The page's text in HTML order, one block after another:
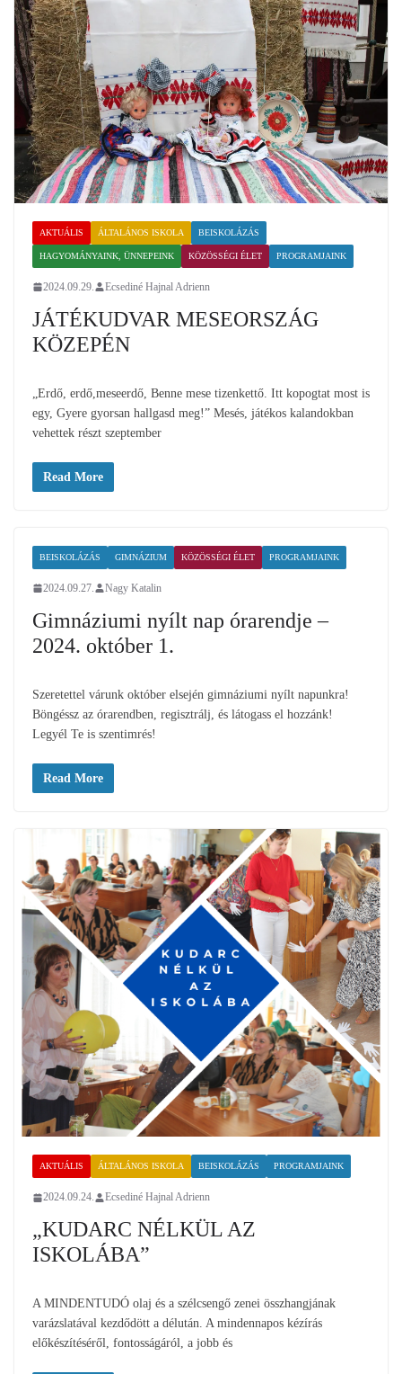
AKTUÁLIS ÁLTALÁNOS ISKOLA BEISKOLÁZÁS
HAGYOMÁNYAINK, ÜNNEPEINK KÖZÖSSÉGI ÉLET PROGRAMJAINK
2024.09.29. Ecsediné Hajnal Adrienn
JÁTÉKUDVAR MESEORSZÁG
KÖZEPÉN
„Erdő, erdő,meseerdő, Benne mese tizenkettő. Itt kopogtat most is
egy, Gyere gyorsan hallgasd meg!” Mesés, játékos kalandokban
vehettek részt szeptember
Read More
BEISKOLÁZÁS GIMNÁZIUM KÖZÖSSÉGI ÉLET PROGRAMJAINK
2024.09.27. Nagy Katalin
Gimnáziumi nyílt nap órarendje –
2024. október 1.
Szeretettel várunk október elsején gimnáziumi nyílt napunkra!
Böngéssz az órarendben, regisztrálj, és látogass el hozzánk!
Legyél Te is szentimrés!
Read More
AKTUÁLIS ÁLTALÁNOS ISKOLA BEISKOLÁZÁS PROGRAMJAINK
2024.09.24. Ecsediné Hajnal Adrienn
„KUDARC NÉLKÜL AZ
ISKOLÁBA”
A MINDENTUDÓ olaj és a szélcsengő zenei összhangjának
varázslatával kezdődött a délután. A mindennapos kézírás
előkészítéséről, fontosságáról, a jobb és